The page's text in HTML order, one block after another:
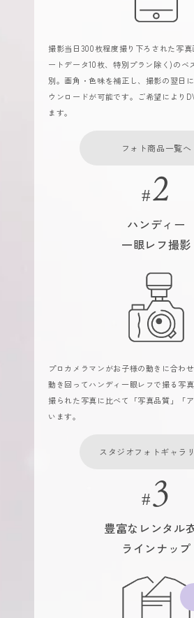
撮影当日300枚程度撮り下ろされた写
ートデータ10枚、特別プラン除く)のベ
別。画角・色味を補正し、撮影の翌日
ウンロードが可能です。ご希望により
ます。
フォト商品一覧へ
ハンディー
一眼レフ撮影
プロカメラマンがお子様の動きに合わ
動き回ってハンディ一眼レフで撮る写
撮られた写真に比べて「写真品質」「
います。
スタジオフォトギャラ
豊富なレンタル
ラインナップ